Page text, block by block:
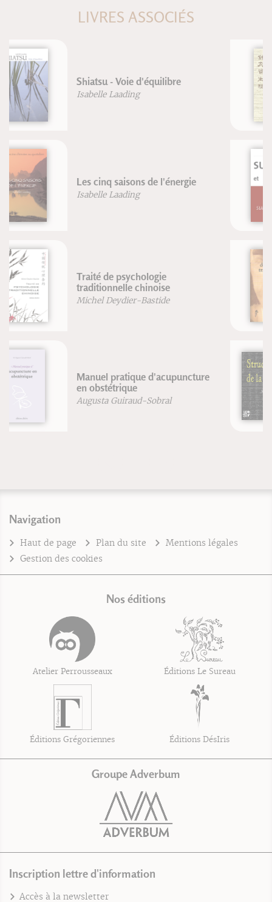
LIVRES ASSOCIÉS
moxibustion
Dr. G. Guillaume
Surpoids et obésité, suivez le
coach
Renaud Roussel
Traité de massage traditionnel
chinois
Michel Deydier-Bastide
Structure de la connaissance
Jean-François Froger
Robert Lutz
Navigation
Haut de page Plan du site
Mentions légales
Gestion des cookies
Nos éditions
Atelier Perrousseaux Éditions Le Sureau
Éditions Grégoriennes Éditions DésIris
Groupe Adverbum
Inscription lettre d'information
Accès à la newsletter